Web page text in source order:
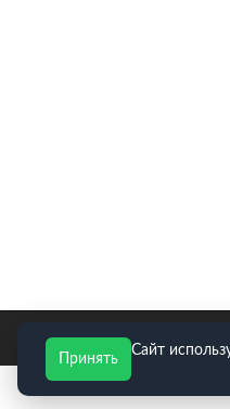
E-mail для
Сайт
Принять